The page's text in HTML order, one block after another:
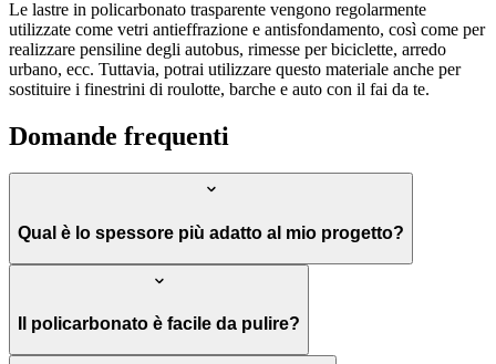
Le lastre in policarbonato trasparente vengono regolarmente
utilizzate come vetri antieffrazione e antisfondamento, così come per
realizzare pensiline degli autobus, rimesse per biciclette, arredo
urbano, ecc. Tuttavia, potrai utilizzare questo materiale anche per
sostituire i finestrini di roulotte, barche e auto con il fai da te.
Domande frequenti
Qual è lo spessore più adatto al mio progetto?
Il policarbonato è facile da pulire?